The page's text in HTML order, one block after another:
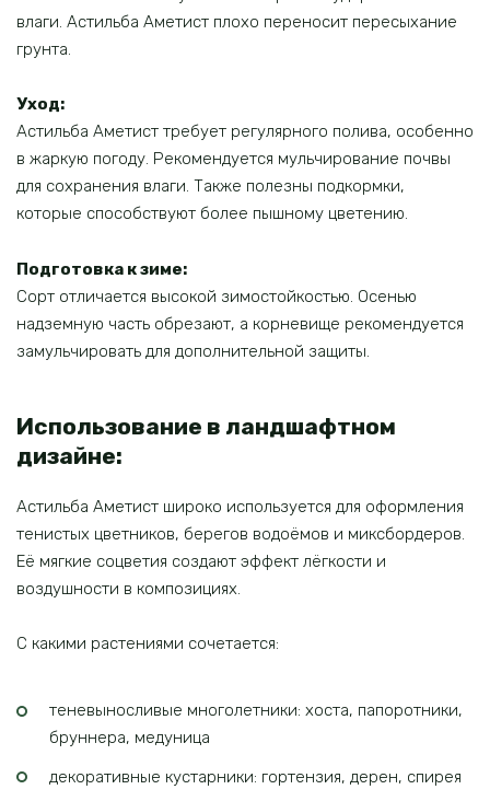
влаги. Астильба Аметист плохо переносит пересыхание
грунта.
Уход:
Астильба Аметист требует регулярного полива, особенно
в жаркую погоду. Рекомендуется мульчирование почвы
для сохранения влаги. Также полезны подкормки,
которые способствуют более пышному цветению.
Подготовка к зиме:
Сорт отличается высокой зимостойкостью. Осенью
надземную часть обрезают, а корневище рекомендуется
замульчировать для дополнительной защиты.
Использование в ландшафтном
дизайне:
Астильба Аметист широко используется для оформления
тенистых цветников, берегов водоёмов и миксбордеров.
Её мягкие соцветия создают эффект лёгкости и
воздушности в композициях.
С какими растениями сочетается:
теневыносливые многолетники: хоста, папоротники,
бруннера, медуница
декоративные кустарники: гортензия, дерен, спирея